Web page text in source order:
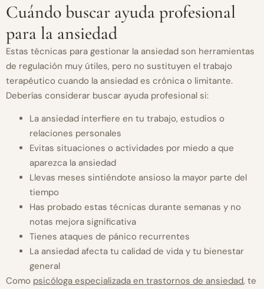
Cuándo buscar ayuda profesional
para la ansiedad
Estas técnicas para gestionar la ansiedad son herramientas
de regulación muy útiles, pero no sustituyen el trabajo
terapéutico cuando la ansiedad es crónica o limitante.
Deberías considerar buscar ayuda profesional si:
La ansiedad interfiere en tu trabajo, estudios o
relaciones personales
Evitas situaciones o actividades por miedo a que
aparezca la ansiedad
Llevas meses sintiéndote ansioso la mayor parte del
tiempo
Has probado estas técnicas durante semanas y no
notas mejora significativa
Tienes ataques de pánico recurrentes
La ansiedad afecta tu calidad de vida y tu bienestar
general
Como psicóloga especializada en trastornos de ansiedad, te